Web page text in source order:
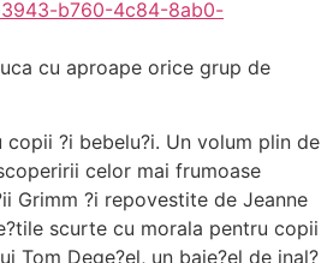
b760-4c84-8ab0-
cu aproape orice grup de
?i bebelu?i. Un volum plin de
celor mai frumoase
Grimm ?i repovestite de Jeanne
scurte cu morala pentru copii
Tom Dege?el, un baie?el de inal?